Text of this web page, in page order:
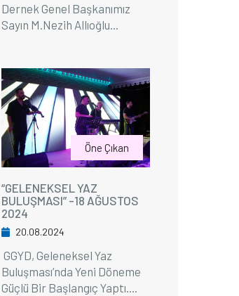
Dernek Genel Başkanımız
Sayın M.Nezih Allıoğlu...
Öne Çıkan
“GELENEKSEL YAZ
BULUŞMASI” -18 AĞUSTOS
2024
20.08.2024
GGYD, Geleneksel Yaz
Buluşması’nda Yeni Döneme
Güçlü Bir Başlangıç Yaptı....